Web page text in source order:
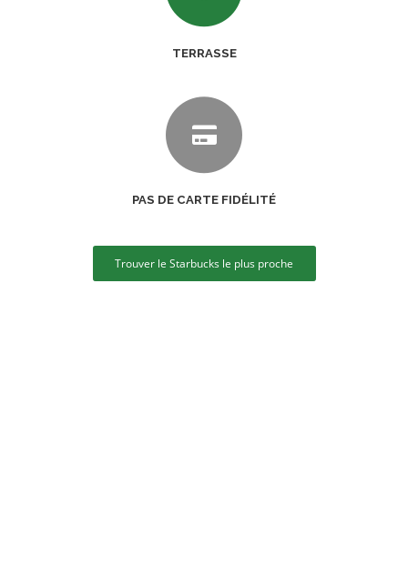
TERRASSE
PAS DE CARTE FIDÉLITÉ
Trouver le Starbucks le plus proche